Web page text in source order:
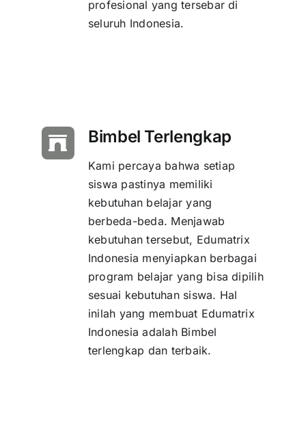
profesional yang tersebar di
seluruh Indonesia.
Bimbel Terlengkap
Kami percaya bahwa setiap
siswa pastinya memiliki
kebutuhan belajar yang
berbeda-beda. Menjawab
kebutuhan tersebut, Edumatrix
Indonesia menyiapkan berbagai
program belajar yang bisa dipilih
sesuai kebutuhan siswa. Hal
inilah yang membuat Edumatrix
Indonesia adalah Bimbel
terlengkap dan terbaik.